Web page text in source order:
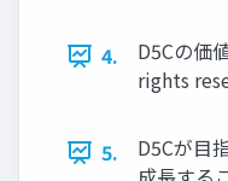
4.
D5Cの価
rights
5.
D5Cが目